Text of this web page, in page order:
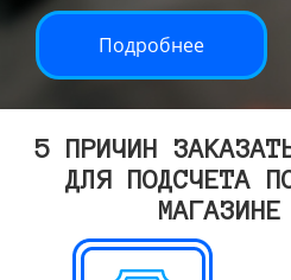
Подробнее
5 ПРИЧИН
ДЛЯ ПОДСЧЕТА